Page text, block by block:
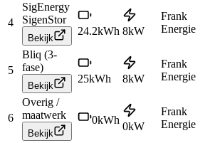
4
SigEnergy
SigenStor
Bekijk
24.2kWh 8kW
Frank
Energie
5
Bliq (3-
fase)
Bekijk
25kWh 8kW
Frank
Energie
6
Overig /
maatwerk
Bekijk
0kWh
0kW
Frank
Energie